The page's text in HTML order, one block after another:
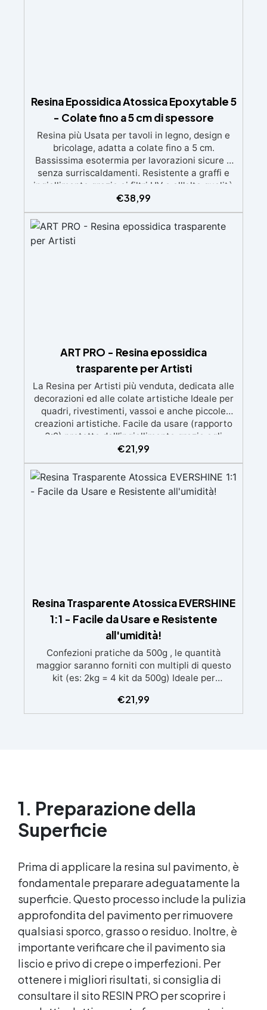
Resina Epossidica Atossica Epoxytable 5
- Colate fino a 5 cm di spessore
Resina più Usata per tavoli in legno, design e
bricolage, adatta a colate fino a 5 cm.
Bassissima esotermia per lavorazioni sicure e
senza surriscaldamenti. Resistente a graffi e
ingiallimento grazie ai filtri UV e all'alta qualità
meccanica. Bassa viscosità per eliminare bolle
d'aria e ottenere finiture lisce. Sicura, atossica,
BPA/VOC free e certificata per il contatto
prolungato con la pelle.
€38,99
ART PRO - Resina epossidica
trasparente per Artisti
La Resina per Artisti più venduta, dedicata alle
decorazioni ed alle colate artistiche Ideale per
quadri, rivestimenti, vassoi e anche piccole
creazioni artistiche. Facile da usare (rapporto
3:2) protetta dall’ingiallimento grazie agli
speciali filtri UV Formula densa : non cola via,
mantenendo i design precisi e puliti. Indurisce
in 12-24h garantendo una superficie lucida e
brillante
€21,99
Resina Trasparente Atossica EVERSHINE
1:1 - Facile da Usare e Resistente
all'umidità!
Confezioni pratiche da 500g , le quantità
maggior saranno forniti con multipli di questo
kit (es: 2kg = 4 kit da 500g) Ideale per
inizia. Sempre lucida: garantisce una finitura
brillante e uniforme in ogni condizione.
€21,99
1. Preparazione della
Superficie
Prima di applicare la resina sul pavimento, è
fondamentale preparare adeguatamente la
superficie. Questo processo include la pulizia
approfondita del pavimento per rimuovere
qualsiasi sporco, grasso o residuo. Inoltre, è
importante verificare che il pavimento sia
liscio e privo di crepe o imperfezioni. Per
ottenere i migliori risultati, si consiglia di
consultare il sito RESIN PRO per scoprire i